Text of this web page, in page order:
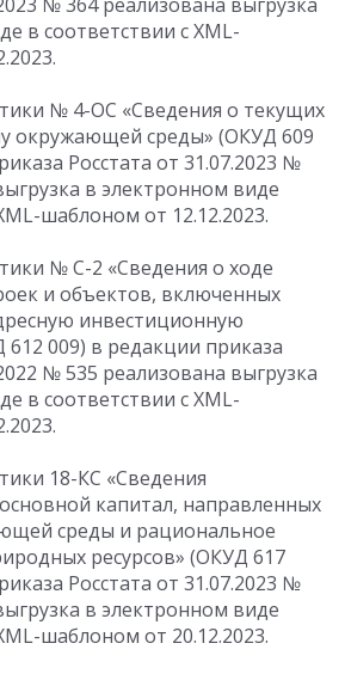
в соответствии с XML-
№ 4-ОС «Сведения о текущих
окружающей среды» (ОКУД 609
Росстата от 31.07.2023 №
в электронном виде
шаблоном от 12.12.2023.
№ С-2 «Сведения о ходе
и объектов, включенных
инвестиционную
009) в редакции приказа
№ 535 реализована выгрузка
в соответствии с XML-
18-КС «Сведения
капитал, направленных
среды и рациональное
ресурсов» (ОКУД 617
Росстата от 31.07.2023 №
в электронном виде
шаблоном от 20.12.2023.